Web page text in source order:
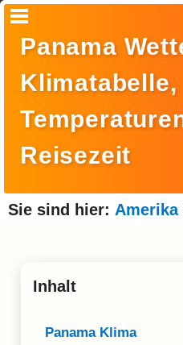
Amerika
Asien
Afrika
Reisemonat
Panama
Klimatabelle,
Reisezeit
Sie sind hier: Amerika
Inhalt
Panama Klima